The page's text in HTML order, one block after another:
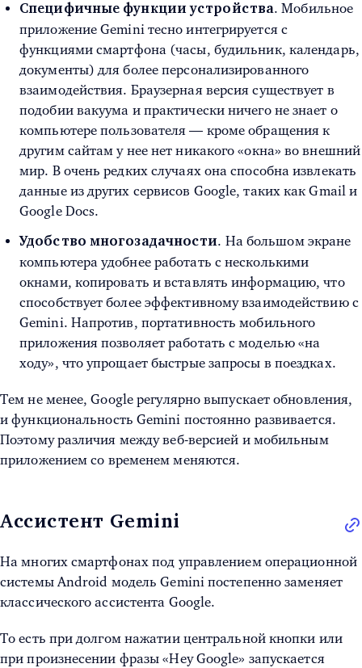
Специфичные функции устройства. Мобильное
приложение Gemini тесно интегрируется с
функциями смартфона (часы, будильник, календарь,
документы) для более персонализированного
взаимодействия. Браузерная версия существует в
подобии вакуума и практически ничего не знает о
компьютере пользователя — кроме обращения к
другим сайтам у нее нет никакого «окна» во внешний
мир. В очень редких случаях она способна извлекать
данные из других сервисов Google, таких как Gmail и
Google Docs.
Удобство многозадачности. На большом экране
компьютера удобнее работать с несколькими
окнами, копировать и вставлять информацию, что
способствует более эффективному взаимодействию с
Gemini. Напротив, портативность мобильного
приложения позволяет работать с моделью «на
ходу», что упрощает быстрые запросы в поездках.
Тем не менее, Google регулярно выпускает обновления,
и функциональность Gemini постоянно развивается.
Поэтому различия между веб-версией и мобильным
приложением со временем меняются.
Ассистент Gemini
На многих смартфонах под управлением операционной
системы Android модель Gemini постепенно заменяет
классического ассистента Google.
То есть при долгом нажатии центральной кнопки или
при произнесении фразы «Hey Google» запускается